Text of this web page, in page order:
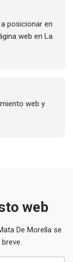
posicionar en
web en La
web y
web
De Morella se